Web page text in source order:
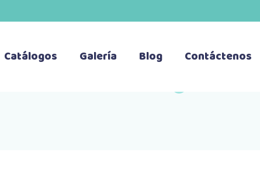
Catálogos Galería Blog Contáctenos